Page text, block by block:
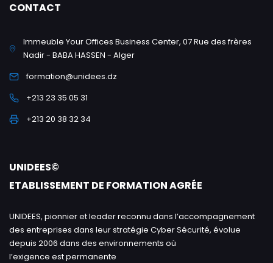
CONTACT
Immeuble Your Offices Business Center, 07 Rue des frères
Nadir - BABA HASSEN - Alger
formation@unidees.dz
+213 23 35 05 31
+213 20 38 32 34
UNIDEES©
ETABLISSEMENT DE FORMATION AGRÉE
UNIDEES, pionnier et leader reconnu dans l’accompagnement
des entreprises dans leur stratégie Cyber Sécurité, évolue
depuis 2006 dans des environnements où
l’exigence est permanente